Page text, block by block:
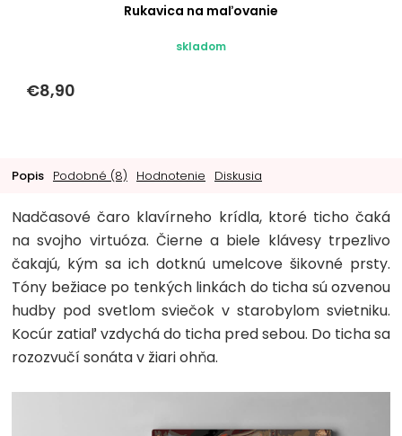
Rukavica na maľovanie
skladom
€8,90
Popis Podobné (8) Hodnotenie Diskusia
Nadčasové čaro klavírneho krídla, ktoré ticho čaká
na svojho virtuóza. Čierne a biele klávesy trpezlivo
čakajú, kým sa ich dotknú umelcove šikovné prsty.
Tóny bežiace po tenkých linkách do ticha sú ozvenou
hudby pod svetlom sviečok v starobylom svietniku.
Kocúr zatiaľ vzdychá do ticha pred sebou. Do ticha sa
rozozvučí sonáta v žiari ohňa.